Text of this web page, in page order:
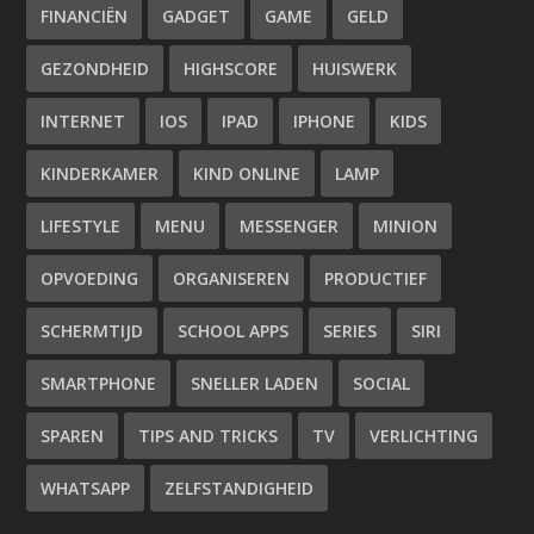
FINANCIËN GADGET GAME GELD
GEZONDHEID HIGHSCORE HUISWERK
INTERNET IOS IPAD IPHONE KIDS
KINDERKAMER KIND ONLINE LAMP
LIFESTYLE MENU MESSENGER MINION
OPVOEDING ORGANISEREN PRODUCTIEF
SCHERMTIJD SCHOOL APPS SERIES SIRI
SMARTPHONE SNELLER LADEN SOCIAL
SPAREN TIPS AND TRICKS TV VERLICHTING
WHATSAPP ZELFSTANDIGHEID